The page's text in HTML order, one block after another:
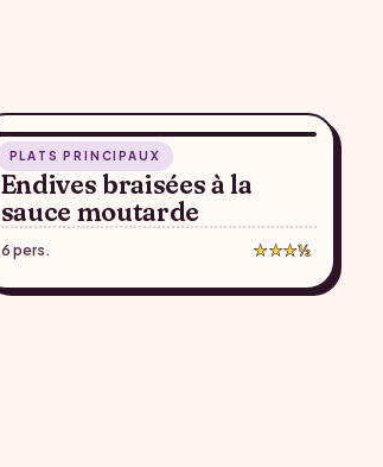
PLATS PRINCIPAUX
Endives braisées à la
sauce moutarde
6 pers. ★★★½